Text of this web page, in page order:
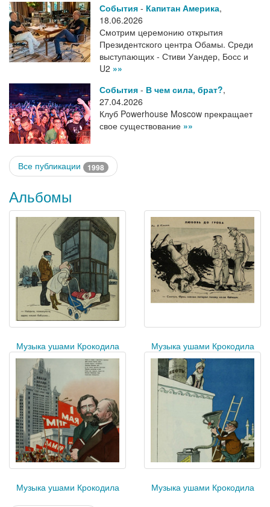
События - Капитан Америка,
18.06.2026
Смотрим церемонию открытия
Президентского центра Обамы. Среди
выступающих - Стиви Уандер, Босс и
U2 »»
События - В чем сила, брат?,
27.04.2026
Клуб Powerhouse Moscow прекращает
свое существование »»
Все публикации 1998
Альбомы
Музыка ушами Крокодила Музыка ушами Крокодила
Музыка ушами Крокодила Музыка ушами Крокодила